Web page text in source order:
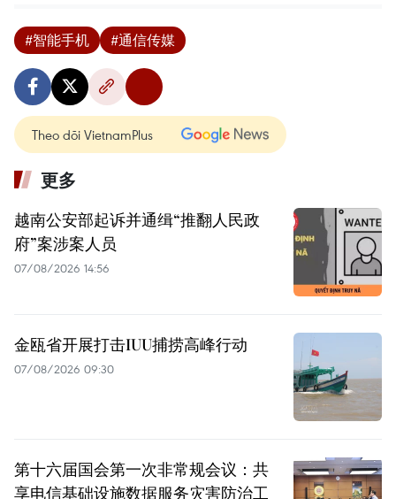
#智能手机 #通信传媒
Theo dõi VietnamPlus
更多
越南公安部起诉并通缉“推翻人民政
府”案涉案人员
07/08/2026 14:56
金瓯省开展打击IUU捕捞高峰行动
07/08/2026 09:30
第十六届国会第一次非常规会议：共
享电信基础设施数据服务灾害防治工